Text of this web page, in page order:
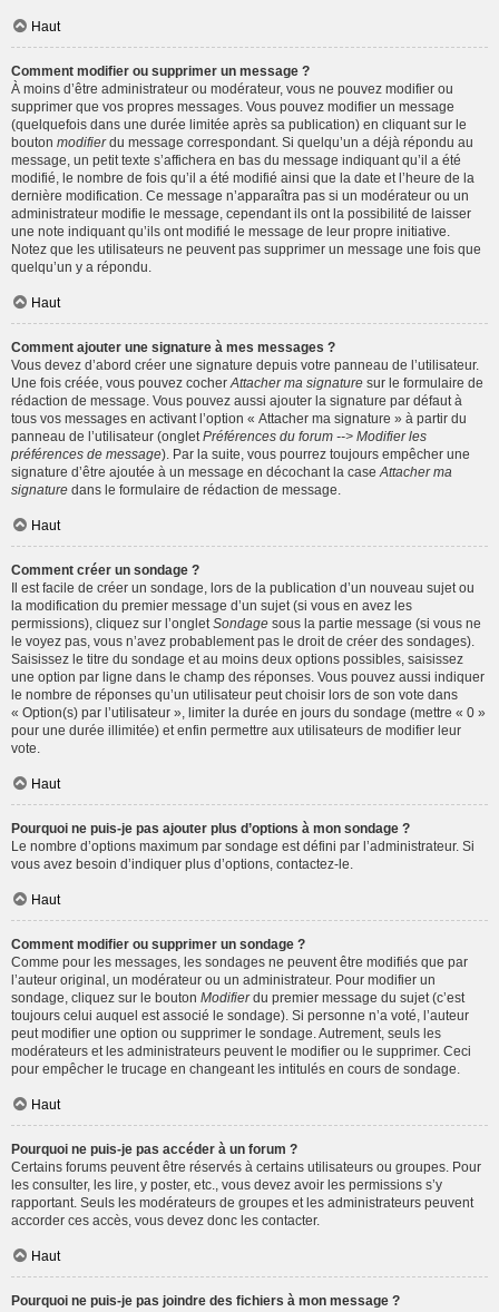
Haut
Comment modifier ou supprimer un message ?
À moins d’être administrateur ou modérateur, vous ne pouvez modifier ou
supprimer que vos propres messages. Vous pouvez modifier un message
(quelquefois dans une durée limitée après sa publication) en cliquant sur le
bouton modifierdu message correspondant. Si quelqu’un a déjà répondu au
message, un petit texte s’affichera en bas du message indiquant qu’il a été
modifié, le nombre de fois qu’il a été modifié ainsi que la date et l’heure de la
dernière modification. Ce message n’apparaîtra pas si un modérateur ou un
administrateur modifie le message, cependant ils ont la possibilité de laisser
une note indiquant qu’ils ont modifié le message de leur propre initiative.
Notez que les utilisateurs ne peuvent pas supprimer un message une fois que
quelqu’un y a répondu.
Haut
Comment ajouter une signature à mes messages ?
Vous devez d’abord créer une signature depuis votre panneau de l’utilisateur.
Une fois créée, vous pouvez cocher Attacher ma signature sur le formulaire de
rédaction de message. Vous pouvez aussi ajouter la signature par défaut à
tous vos messages en activant l’option « Attacher ma signature » à partir du
panneau de l’utilisateur (onglet Préférences du forum --> Modifier les
préférences de message). Par la suite, vous pourrez toujours empêcher une
signature d’être ajoutée à un message en décochant la case Attacher ma
signature dans le formulaire de rédaction de message.
Haut
Comment créer un sondage ?
Il est facile de créer un sondage, lors de la publication d’un nouveau sujet ou
la modification du premier message d’un sujet (si vous en avez les
permissions), cliquez sur l’onglet Sondage sous la partie message (si vous ne
le voyez pas, vous n’avez probablement pas le droit de créer des sondages).
Saisissez le titre du sondage et au moins deux options possibles, saisissez
une option par ligne dans le champ des réponses. Vous pouvez aussi indiquer
le nombre de réponses qu’un utilisateur peut choisir lors de son vote dans
« Option(s) par l’utilisateur », limiter la durée en jours du sondage (mettre « 0 »
pour une durée illimitée) et enfin permettre aux utilisateurs de modifier leur
vote.
Haut
Pourquoi ne puis-je pas ajouter plus d’options à mon sondage ?
Le nombre d’options maximum par sondage est défini par l’administrateur. Si
vous avez besoin d’indiquer plus d’options, contactez-le.
Haut
Comment modifier ou supprimer un sondage ?
Comme pour les messages, les sondages ne peuvent être modifiés que par
l’auteur original, un modérateur ou un administrateur. Pour modifier un
sondage, cliquez sur le bouton Modifierdu premier message du sujet (c’est
toujours celui auquel est associé le sondage). Si personne n’a voté, l’auteur
peut modifier une option ou supprimer le sondage. Autrement, seuls les
modérateurs et les administrateurs peuvent le modifier ou le supprimer. Ceci
pour empêcher le trucage en changeant les intitulés en cours de sondage.
Haut
Pourquoi ne puis-je pas accéder à un forum ?
Certains forums peuvent être réservés à certains utilisateurs ou groupes. Pour
les consulter, les lire, y poster, etc., vous devez avoir les permissions s’y
rapportant. Seuls les modérateurs de groupes et les administrateurs peuvent
accorder ces accès, vous devez donc les contacter.
Haut
Pourquoi ne puis-je pas joindre des fichiers à mon message ?